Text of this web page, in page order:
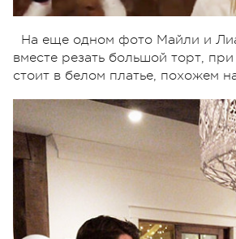
На еще одном фото Майли и
вместе резать большой торт,
стоит в белом платье, похожем